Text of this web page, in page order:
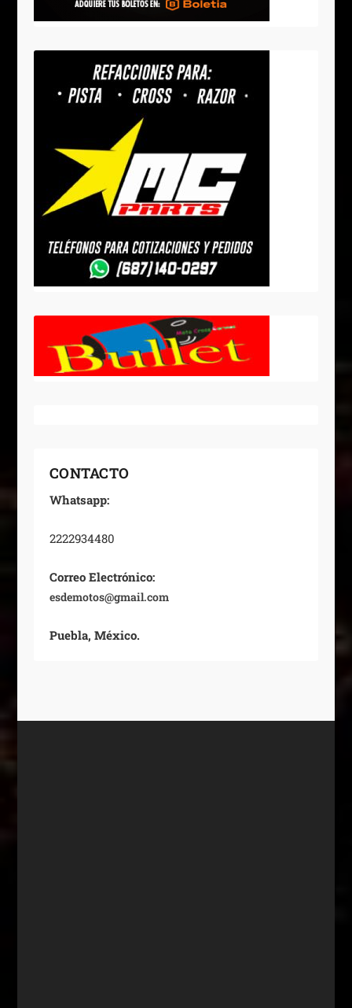
CONTACTO
Whatsapp:
2222934480
Correo Electrónico:
esdemotos@gmail.com
Puebla, México.